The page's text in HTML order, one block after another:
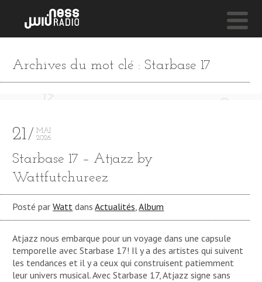
YOU MAKE ME FEEL BRAND NEW **** YOU
NESS LIVE !
Archives du mot clé : Starbase 17
21
MAI
2026
Starbase 17 – Atjazz by
Wattfutchureez
Posté parWatt dansActualités,Album
Atjazz nous embarque pour un voyage dans une capsule
temporelle avec Starbase 17! Il y a des artistes qui suivent
les tendances et il y a ceux qui construisent patiemment
leur univers musical. Avec Starbase 17, Atjazz signe sans